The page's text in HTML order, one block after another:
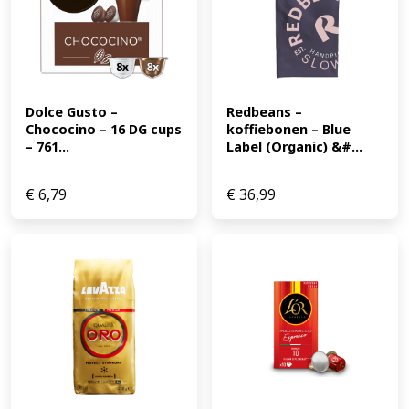
Dolce Gusto –
Chococino – 16 DG cups
– 761...
€6,79
Redbeans –
koffiebonen – Blue
Label (Organic) &#...
€36,99